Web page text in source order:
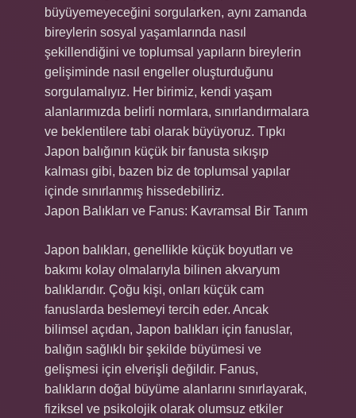
büyüyemeyeceğini sorgularken, aynı zamanda
bireylerin sosyal yaşamlarında nasıl
şekillendiğini ve toplumsal yapıların bireylerin
gelişiminde nasıl engeller oluşturduğunu
sorgulamalıyız. Her birimiz, kendi yaşam
alanlarımızda belirli normlara, sınırlandırmalara
ve beklentilere tabi olarak büyüyoruz. Tıpkı
Japon balığının küçük bir fanusta sıkışıp
kalması gibi, bazen biz de toplumsal yapılar
içinde sınırlanmış hissedebiliriz.
Japon Balıkları ve Fanus: Kavramsal Bir Tanım
Japon balıkları, genellikle küçük boyutları ve
bakımı kolay olmalarıyla bilinen akvaryum
balıklarıdır. Çoğu kişi, onları küçük cam
fanuslarda beslemeyi tercih eder. Ancak
bilimsel açıdan, Japon balıkları için fanuslar,
balığın sağlıklı bir şekilde büyümesi ve
gelişmesi için elverişli değildir. Fanus,
balıkların doğal büyüme alanlarını sınırlayarak,
fiziksel ve psikolojik olarak olumsuz etkiler